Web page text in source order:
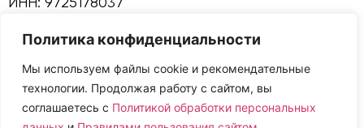
Политика конфиденциальности
Мы используем файлы cookie и рекомендательные
технологии. Продолжая работу с сайтом, вы
соглашаетесь с Политикой обработки персональных
КПП: 772501001
Политика конфиденциальности
Мы в соц сетях: